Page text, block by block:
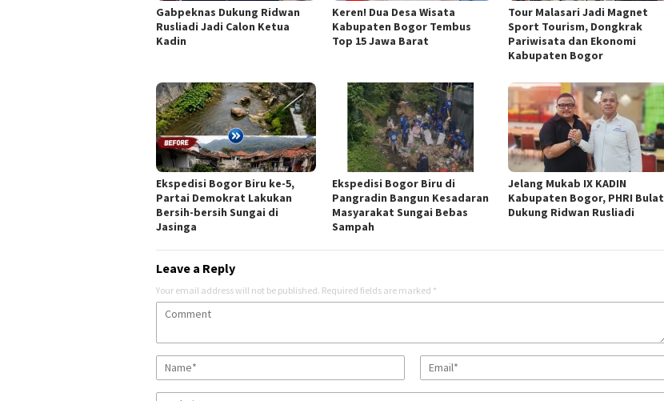
Gabpeknas Dukung Ridwan
Rusliadi Jadi Calon Ketua
Kadin
Keren! Dua Desa Wisata
Kabupaten Bogor Tembus
Top 15 Jawa Barat
Tour Malasari Jadi Magnet
Sport Tourism, Dongkrak
Pariwisata dan Ekonomi
Kabupaten Bogor
Ekspedisi Bogor Biru ke-5,
Partai Demokrat Lakukan
Bersih-bersih Sungai di
Jasinga
Ekspedisi Bogor Biru di
Pangradin Bangun Kesadaran
Masyarakat Sungai Bebas
Sampah
Jelang Mukab IX KADIN
Kabupaten Bogor, PHRI Bulat
Dukung Ridwan Rusliadi
Leave a Reply
Your email address will not be published. Required fields are marked *